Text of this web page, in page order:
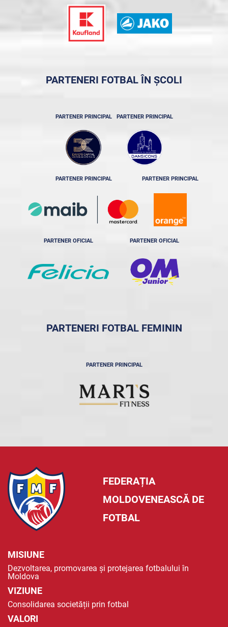
PARTENERI FOTBAL ÎN ȘCOLI
PARTENER PRINCIPAL PARTENER PRINCIPAL
PARTENER PRINCIPAL PARTENER PRINCIPAL
PARTENER OFICIAL PARTENER OFICIAL
PARTENERI FOTBAL FEMININ
PARTENER PRINCIPAL
FEDERAȚIA
MOLDOVENEASCĂ DE
FOTBAL
MISIUNE
Dezvoltarea, promovarea și protejarea fotbalului în
Moldova
VIZIUNE
Consolidarea societății prin fotbal
VALORI